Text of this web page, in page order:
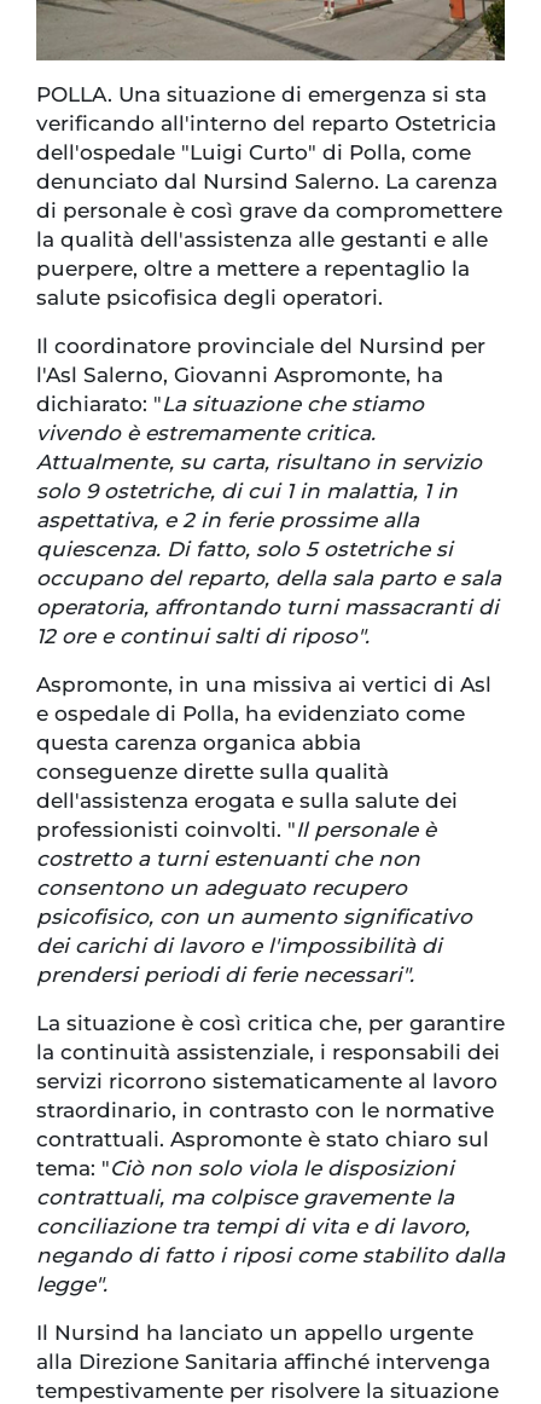
POLLA. Una situazione di emergenza si sta
verificando all'interno del reparto Ostetricia
dell'ospedale "Luigi Curto" di Polla, come
denunciato dal Nursind Salerno. La carenza
di personale è così grave da compromettere
la qualità dell'assistenza alle gestanti e alle
puerpere, oltre a mettere a repentaglio la
salute psicofisica degli operatori.
Il coordinatore provinciale del Nursind per
l'Asl Salerno, Giovanni Aspromonte, ha
dichiarato: "La situazione che stiamo
vivendo è estremamente critica.
Attualmente, su carta, risultano in servizio
solo 9 ostetriche, di cui 1 in malattia, 1 in
aspettativa, e 2 in ferie prossime alla
quiescenza. Di fatto, solo 5 ostetriche si
occupano del reparto, della sala parto e sala
operatoria, affrontando turni massacranti di
12 ore e continui salti di riposo".
Aspromonte, in una missiva ai vertici di Asl
e ospedale di Polla, ha evidenziato come
questa carenza organica abbia
conseguenze dirette sulla qualità
dell'assistenza erogata e sulla salute dei
professionisti coinvolti. "Il personale è
costretto a turni estenuanti che non
consentono un adeguato recupero
psicofisico, con un aumento significativo
dei carichi di lavoro e l'impossibilità di
prendersi periodi di ferie necessari".
La situazione è così critica che, per garantire
la continuità assistenziale, i responsabili dei
servizi ricorrono sistematicamente al lavoro
straordinario, in contrasto con le normative
contrattuali. Aspromonte è stato chiaro sul
tema: "Ciò non solo viola le disposizioni
contrattuali, ma colpisce gravemente la
conciliazione tra tempi di vita e di lavoro,
negando di fatto i riposi come stabilito dalla
legge".
Il Nursind ha lanciato un appello urgente
alla Direzione Sanitaria affinché intervenga
tempestivamente per risolvere la situazione